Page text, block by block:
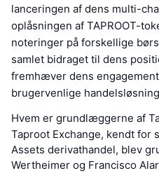
lanceringen af dens multi-
oplåsningen af TAPROOT-
noteringer på forskellige
samlet bidraget til dens
fremhæver dens
brugervenlige
Hvem er grundlæggerne af
Taproot Exchange, kendt for
Assets derivathandel, blev
Wertheimer og Francisco